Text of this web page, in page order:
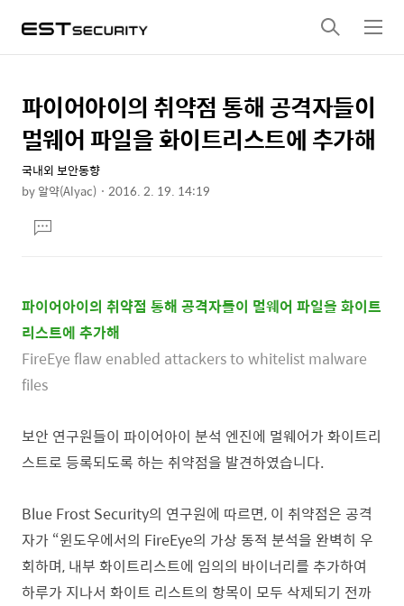
검
색
메
뉴
상
세
컨
텐
본
제
목
파이어아이의 취약점 통해 공격자들이
멀웨어 파일을 화이트리스트에 추가해
국내외 보안동향
by알약(Alyac) 2016. 2. 19. 14:19
문댓
글
파이어아이의 취약점 통해 공격자들이 멀웨어 파일을 화이트
리스트에 추가해
FireEye flaw enabled attackers to whitelist malware
files
보안 연구원들이 파이어아이 분석 엔진에 멀웨어가 화이트리
스트로 등록되도록 하는 취약점을 발견하였습니다.
Blue Frost Security의 연구원에 따르면, 이 취약점은 공격
자가 “윈도우에서의 FireEye의 가상 동적 분석을 완벽히 우
회하며, 내부 화이트리스트에 임의의 바이너리를 추가하여
하루가 지나서 화이트 리스트의 항목이 모두 삭제되기 전까